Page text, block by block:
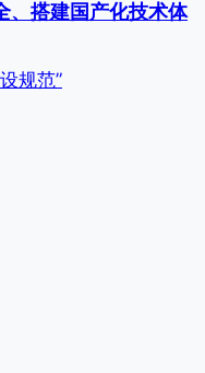
、搭建国产化技术体